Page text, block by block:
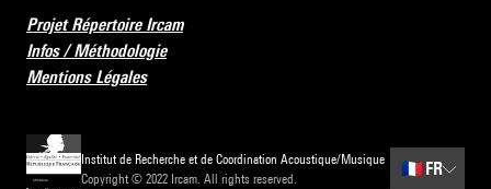
Projet Répertoire Ircam
Infos / Méthodologie
Mentions Légales
Institut de Recherche et de Coordination Acoustique/Musique
Copyright © 2022 Ircam. All rights reserved.
🇫🇷 FR